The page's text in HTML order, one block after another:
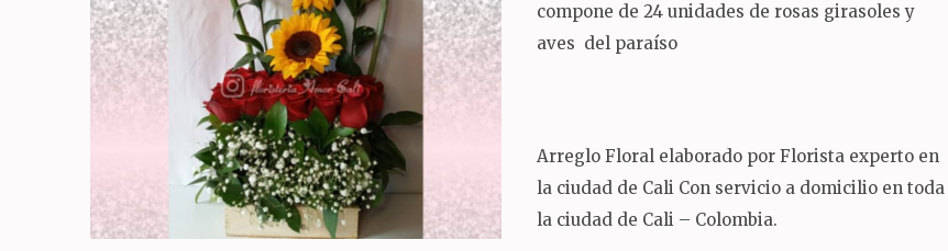
compone de 24 unidades de rosas girasoles y
aves del paraíso
Arreglo Floral elaborado por Florista experto en
la ciudad de Cali Con servicio a domicilio en toda
la ciudad de Cali – Colombia.